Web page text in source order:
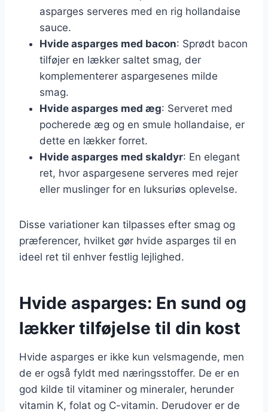
asparges serveres med en rig hollandaise
sauce.
Hvide asparges med bacon: Sprødt bacon
tilføjer en lækker saltet smag, der
komplementerer aspargesenes milde
smag.
Hvide asparges med æg: Serveret med
pocherede æg og en smule hollandaise, er
dette en lækker forret.
Hvide asparges med skaldyr: En elegant
ret, hvor aspargesene serveres med rejer
eller muslinger for en luksuriøs oplevelse.
Disse variationer kan tilpasses efter smag og
præferencer, hvilket gør hvide asparges til en
ideel ret til enhver festlig lejlighed.
Hvide asparges: En sund og
lækker tilføjelse til din kost
Hvide asparges er ikke kun velsmagende, men
de er også fyldt med næringsstoffer. De er en
god kilde til vitaminer og mineraler, herunder
vitamin K, folat og C-vitamin. Derudover er de